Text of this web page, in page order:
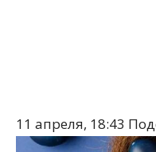
11 апреля, 18:43